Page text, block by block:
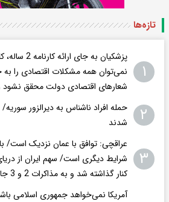
تازه‌ها
۱
پزشکیان به
نمی‌توان همه مشکلات اقتصادی را
شعار‌های اقتصادی دولت محقق نشود
۲
شدند
۳
عراقچی: توافق با عمان نزدیک است/
شرایط دیگری است/ سهم ایران از
کنار گذاشته شد و به مذاکرات 2 و 3 جانبه موکول شده است
آمریکا نمی‌خواهد جمهوری اسلامی